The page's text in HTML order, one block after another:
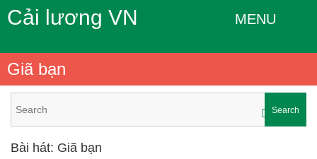
Cải lương VN MENU
Giã bạn
Search
Bài hát: Giã bạn